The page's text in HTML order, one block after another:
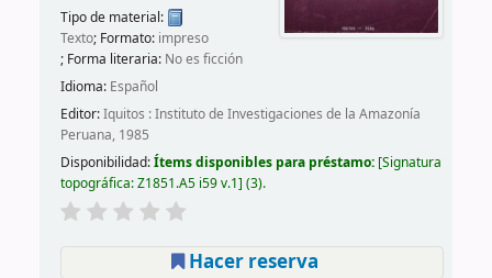
Tipo de material:
Texto; Formato: impreso
; Forma literaria: No es ficción
Idioma: Español
Editor:Iquitos : Instituto de Investigaciones de la Amazonía
Peruana, 1985
Disponibilidad:Ítems disponibles para préstamo: Signatura
topográfica:Z1851.A5 i59 v.1 (3).
Hacer reserva